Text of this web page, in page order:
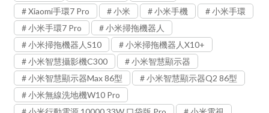
Xiaomi手環7 Pro
小米 小米手機
小米手環
小米手環7 Pro
小米掃拖機器人
小米掃拖機器人S10
小米掃拖機器人X10+
小米智慧攝影機C300
小米智慧顯示器
小米智慧顯示器Max 86型
小米智慧顯示器Q2 86型
小米無線洗地機W10 Pro